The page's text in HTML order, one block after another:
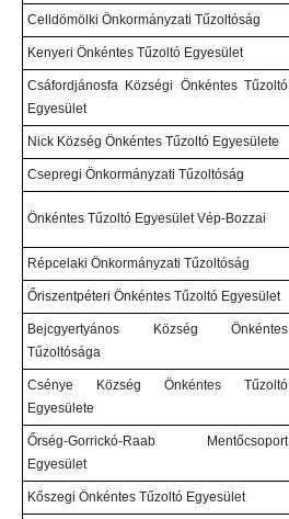
Celldömölki Önkormányzati Tűzoltóság
Kenyeri Önkéntes Tűzoltó Egyesület
Csáfordjánosfa Községi Önkéntes Tűzoltó
Egyesület
Nick Község Önkéntes Tűzoltó Egyesülete
Csepregi Önkormányzati Tűzoltóság
Önkéntes Tűzoltó Egyesület Vép-Bozzai
Répcelaki Önkormányzati Tűzoltóság
Őriszentpéteri Önkéntes Tűzoltó Egyesület
Bejcgyertyános Község Önkéntes
Tűzoltósága
Csénye Község Önkéntes Tűzoltó
Egyesülete
Őrség-Gorrickó-Raab Mentőcsoport
Egyesület
Kőszegi Önkéntes Tűzoltó Egyesület